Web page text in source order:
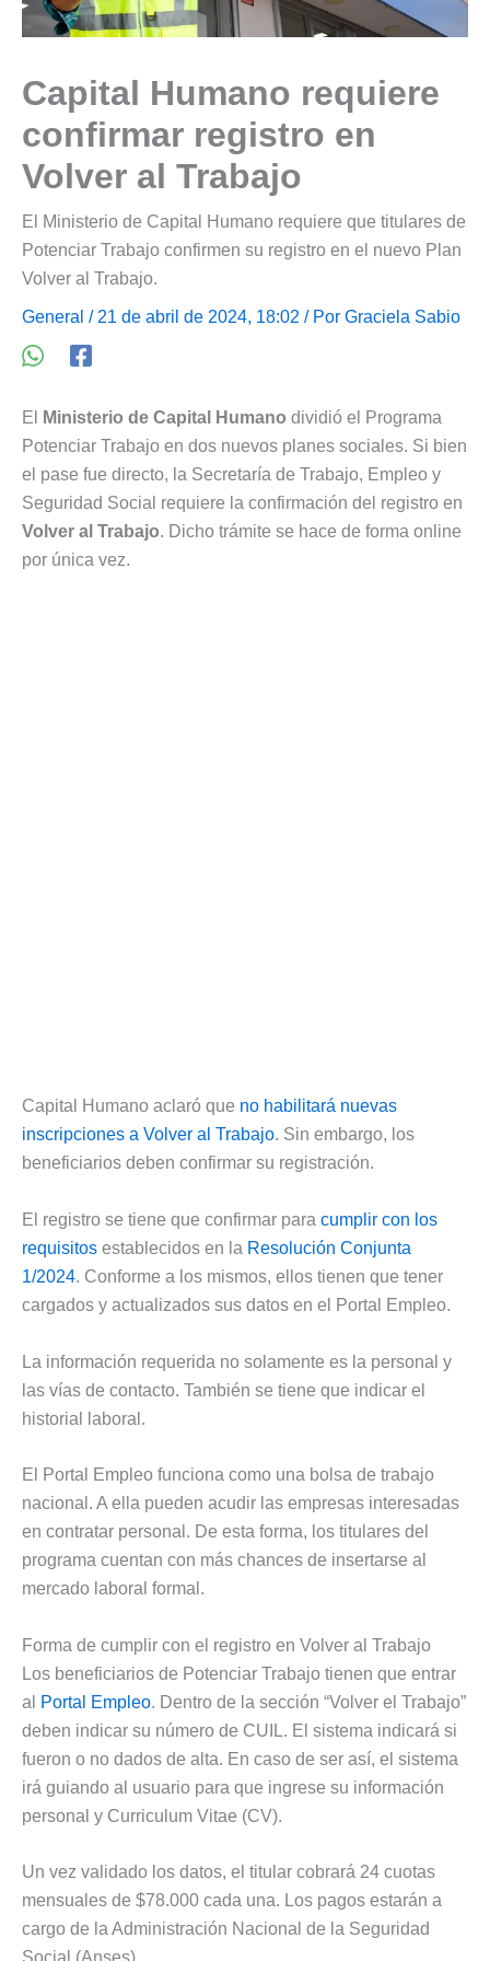
Capital Humano requiere
confirmar registro en
Volver al Trabajo
El Ministerio de Capital Humano requiere que titulares de
Potenciar Trabajo confirmen su registro en el nuevo Plan
Volver al Trabajo.
General / 21 de abril de 2024, 18:02 / Por Graciela Sabio
El Ministerio de Capital Humano dividió el Programa
Potenciar Trabajo en dos nuevos planes sociales. Si bien
el pase fue directo, la Secretaría de Trabajo, Empleo y
Seguridad Social requiere la confirmación del registro en
Volver al Trabajo. Dicho trámite se hace de forma online
por única vez.
Capital Humano aclaró que no habilitará nuevas
inscripciones a Volver al Trabajo. Sin embargo, los
beneficiarios deben confirmar su registración.
El registro se tiene que confirmar para cumplir con los
requisitos establecidos en la Resolución Conjunta
1/2024. Conforme a los mismos, ellos tienen que tener
cargados y actualizados sus datos en el Portal Empleo.
La información requerida no solamente es la personal y
las vías de contacto. También se tiene que indicar el
historial laboral.
El Portal Empleo funciona como una bolsa de trabajo
nacional. A ella pueden acudir las empresas interesadas
en contratar personal. De esta forma, los titulares del
programa cuentan con más chances de insertarse al
mercado laboral formal.
Forma de cumplir con el registro en Volver al Trabajo
Los beneficiarios de Potenciar Trabajo tienen que entrar
al
Portal Empleo. Dentro de la sección “Volver el Trabajo”
deben indicar su número de CUIL. El sistema indicará si
fueron o no dados de alta. En caso de ser así, el sistema
irá guiando al usuario para que ingrese su información
personal y Curriculum Vitae (CV).
Un vez validado los datos, el titular cobrará 24 cuotas
mensuales de $78.000 cada una. Los pagos estarán a
cargo de la Administración Nacional de la Seguridad